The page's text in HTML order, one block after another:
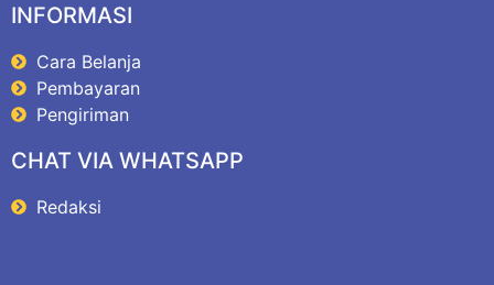
INFORMASI
Cara Belanja
Pembayaran
Pengiriman
CHAT VIA WHATSAPP
Redaksi